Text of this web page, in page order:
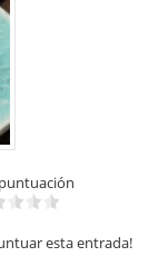
esta entrada!